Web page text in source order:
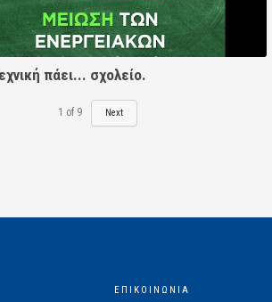
πάει... σχολείο.
1 of 9 Next
ΕΠΙΚΟΙΝΩΝΙΑ